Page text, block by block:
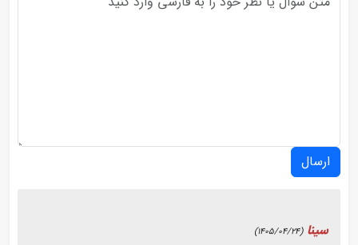
ارسال
سینا (1405/04/24)